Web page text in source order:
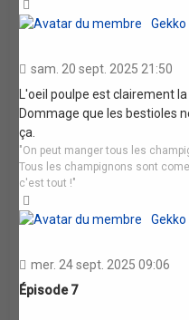
Gekko
sam. 20 sept. 2025 21:50
L'oeil poulpe est clairement
Dommage que les bestioles
ça.
"On peut manger tous les
Tous les champignons sont
c'est tout !"
Gekko
mer. 24 sept. 2025 09:06
Épisode 7